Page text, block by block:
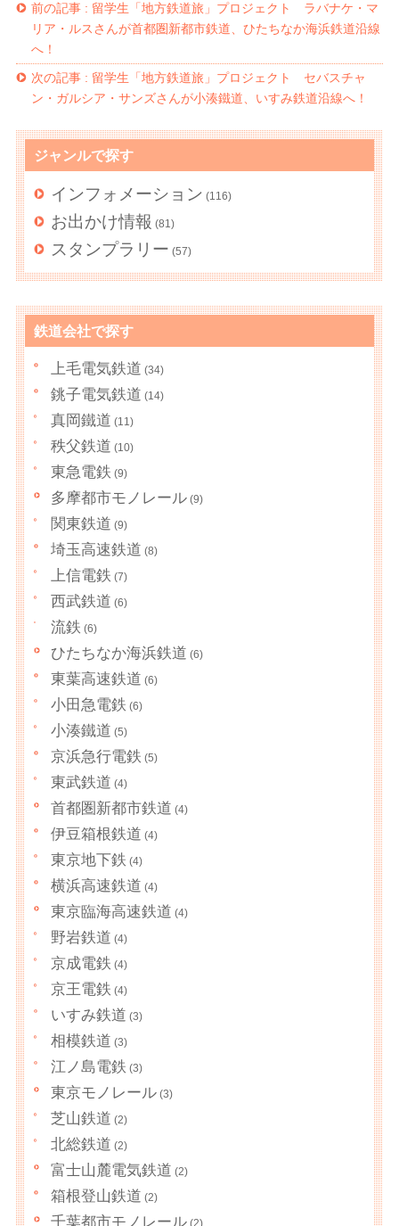
前の記事 : 留学生「地方鉄道旅」プロジェクト ラバナケ・マ
リア・ルスさんが首都圏新都市鉄道、ひたちなか海浜鉄道沿線
へ！
次の記事 : 留学生「地方鉄道旅」プロジェクト セバスチャ
ン・ガルシア・サンズさんが小湊鐵道、いすみ鉄道沿線へ！
ジャンルで探す
インフォメーション (116)
お出かけ情報 (81)
スタンプラリー (57)
鉄道会社で探す
上毛電気鉄道 (34)
銚子電気鉄道 (14)
真岡鐵道 (11)
秩父鉄道 (10)
東急電鉄 (9)
多摩都市モノレール(9)
関東鉄道 (9)
埼玉高速鉄道 (8)
上信電鉄 (7)
西武鉄道 (6)
流鉄 (6)
ひたちなか海浜鉄道 (6)
東葉高速鉄道 (6)
小田急電鉄 (6)
小湊鐵道 (5)
京浜急行電鉄 (5)
東武鉄道 (4)
首都圏新都市鉄道 (4)
伊豆箱根鉄道 (4)
東京地下鉄 (4)
横浜高速鉄道 (4)
東京臨海高速鉄道 (4)
野岩鉄道 (4)
京成電鉄 (4)
京王電鉄 (4)
いすみ鉄道 (3)
相模鉄道 (3)
江ノ島電鉄 (3)
東京モノレール(3)
芝山鉄道 (2)
北総鉄道 (2)
富士山麓電気鉄道 (2)
箱根登山鉄道 (2)
千葉都市モノレール(2)